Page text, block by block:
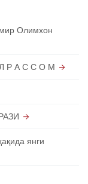
Олимхон
Л Р А С С О М
янги